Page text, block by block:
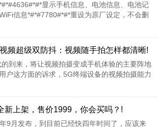
显示手机信息、电池信息、电池记
信息*#*#7780#*#*重设为原厂设定，不会删
案。
频超级双防抖：视频随手拍怎样都清晰!
到来，将让视频拍摄变成手机体验的主要阵地
户这方面的诉求，5G终端设备的视频拍摄能力
月26号将要发布的OPPO Reno3系列便将视频
新上架，售价1999，你会买吗？!
9月发布，到目前已经快四年时间了，应该来